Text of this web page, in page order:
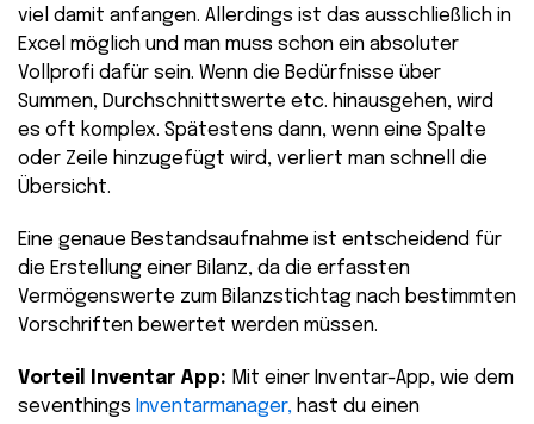
viel damit anfangen. Allerdings ist das ausschließlich in
Excel möglich und man muss schon ein absoluter
Vollprofi dafür sein. Wenn die Bedürfnisse über
Summen, Durchschnittswerte etc. hinausgehen, wird
es oft komplex. Spätestens dann, wenn eine Spalte
oder Zeile hinzugefügt wird, verliert man schnell die
Übersicht.
Eine genaue Bestandsaufnahme ist entscheidend für
die Erstellung einer Bilanz, da die erfassten
Vermögenswerte zum Bilanzstichtag nach bestimmten
Vorschriften bewertet werden müssen.
Vorteil Inventar App: Mit einer Inventar-App, wie dem
seventhings Inventarmanager, hast du einen